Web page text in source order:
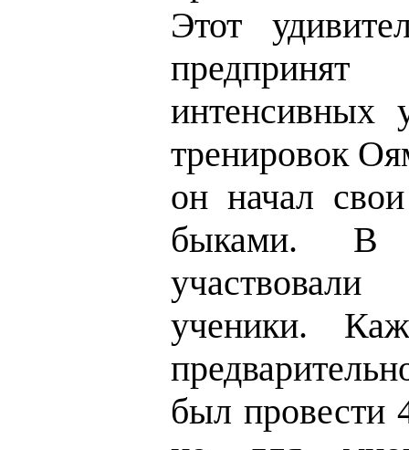
Этот
интенсивных
тренировок
он начал
быками. В
ученики.
был провести